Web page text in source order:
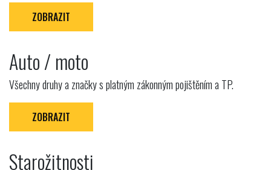
ZOBRAZIT
Auto / moto
Všechny druhy a značky s platným zákonným pojištěním a TP.
ZOBRAZIT
Starožitnosti